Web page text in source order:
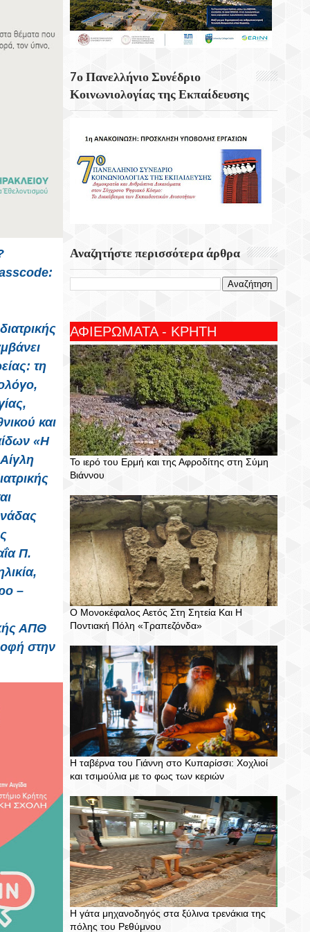
τη
και
«Η
Π.
–
ΑΠΘ
στην
Κουνάβοι Του Δήμου Αρχανών
Αστερουσίων
Προϊόντων, Οικοτεχνίας & Χειροτεχνίας
7ο Πανελλήνιο Συνέδριο
Κοινωνιολογίας της Εκπαίδευσης
Αναζητήστε περισσότερα άρθρα
ΑΦΙΕΡΩΜΑΤΑ - ΚΡΗΤΗ
Το ιερό του Ερμή και της Αφροδίτης στη Σύμη
Βιάννου
Ο Μονοκέφαλος Αετός Στη Σητεία Και Η
Ποντιακή Πόλη «Τραπεζόνδα»
Η ταβέρνα του Γιάννη στο Κυπαρίσσι: Χοχλιοί
και τσιμούλια με το φως των κεριών
Η γάτα μηχανοδηγός στα ξύλινα τρενάκια της
πόλης του Ρεθύμνου